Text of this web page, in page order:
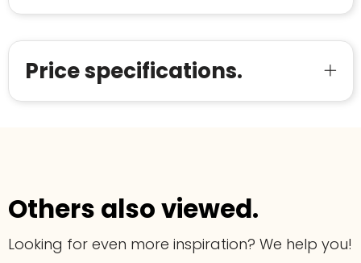
Price specifications.
Others also viewed.
Looking for even more inspiration? We help you!
Meer informatie»